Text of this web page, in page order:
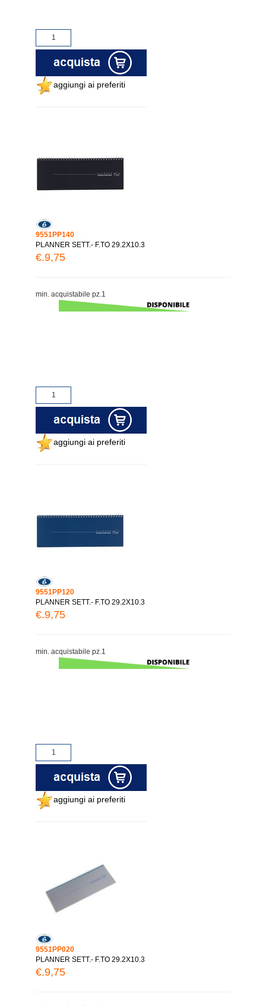
aggiungi ai preferiti
9551PP140
PLANNER SETT.- F.TO 29.2X10.3
€.9,75
min. acquistabile pz.1
aggiungi ai preferiti
9551PP120
PLANNER SETT.- F.TO 29.2X10.3
€.9,75
min. acquistabile pz.1
aggiungi ai preferiti
9551PP020
PLANNER SETT.- F.TO 29.2X10.3
€.9,75